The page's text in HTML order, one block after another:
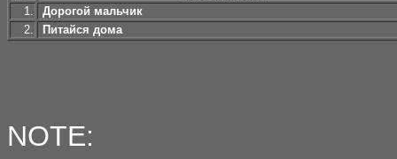
1.
Дорогой мальчик
2.
Питайся дома
NOTE: